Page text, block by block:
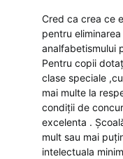
Cred ca crea ce
pentru
analfabetismului
Pentru copii
clase speciale
mai multe la
condiții de
excelenta .
mult sau mai
intelectuala